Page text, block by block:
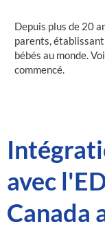
Depuis plus de 20
parents,
bébés au monde.
commencé.
avec
Canada